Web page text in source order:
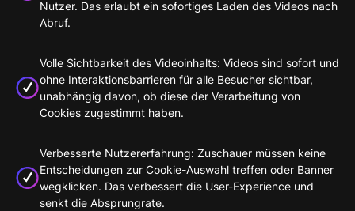
Nutzer. Das erlaubt ein sofortiges Laden des Videos nach
Abruf.
Volle Sichtbarkeit des Videoinhalts: Videos sind sofort und
ohne Interaktionsbarrieren für alle Besucher sichtbar,
unabhängig davon, ob diese der Verarbeitung von
Cookies zugestimmt haben.
Verbesserte Nutzererfahrung: Zuschauer müssen keine
Entscheidungen zur Cookie-Auswahl treffen oder Banner
wegklicken. Das verbessert die User-Experience und
senkt die Absprungrate.